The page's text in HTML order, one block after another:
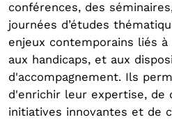
conférences, des
journées d’études
enjeux contemporains liés
aux handicaps, et aux
d'accompagnement. Ils
d'enrichir leur expertise, de
initiatives innovantes et de